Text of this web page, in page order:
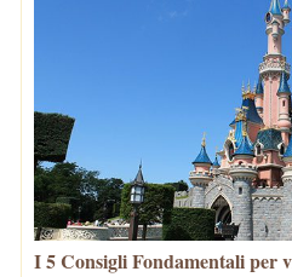
I 5 Consigli Fondamentali per